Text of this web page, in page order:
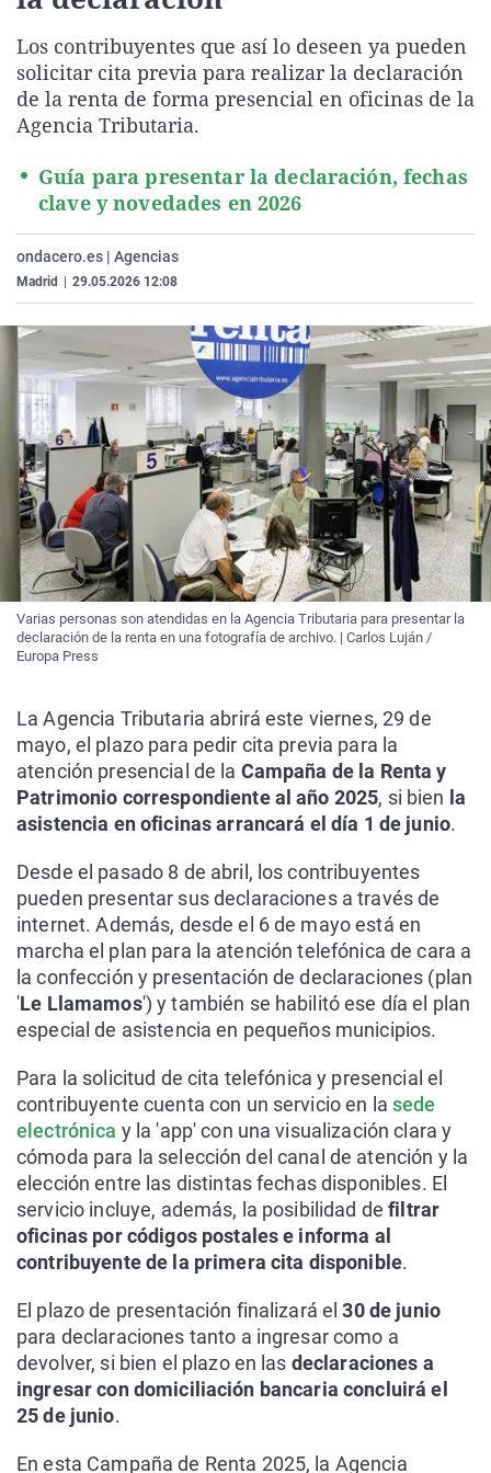
Gente viajera
Como el perro y el
Retornados
Equipo de
Galicia
La Rioja
País Vasco
Televisión
Elecciones
Los contribuyentes que así lo deseen ya pueden
solicitar cita previa para realizar la declaración
de la renta de forma presencial en oficinas de la
Agencia Tributaria.
Guía para presentar la declaración, fechas
clave y novedades en 2026
ondacero.es | Agencias
Madrid 29.05.2026 12:08
Varias personas son atendidas en la Agencia Tributaria para presentar la
declaración de la renta en una fotografía de archivo. | Carlos Luján /
Europa Press
La Agencia Tributaria abrirá este viernes, 29 de
mayo, el plazo para pedir cita previa para la
atención presencial de la Campaña de la Renta y
Patrimonio correspondiente al año 2025, si bien la
asistencia en oficinas arrancará el día 1 de junio.
Desde el pasado 8 de abril, los contribuyentes
pueden presentar sus declaraciones a través de
internet. Además, desde el 6 de mayo está en
marcha el plan para la atención telefónica de cara a
la confección y presentación de declaraciones (plan
'Le Llamamos') y también se habilitó ese día el plan
especial de asistencia en pequeños municipios.
Para la solicitud de cita telefónica y presencial el
contribuyente cuenta con un servicio en lasede
electrónica y la 'app' con una visualización clara y
cómoda para la selección del canal de atención y la
elección entre las distintas fechas disponibles. El
servicio incluye, además, la posibilidad defiltrar
oficinas por códigos postales e informa al
contribuyente de la primera cita disponible.
El plazo de presentación finalizará el30 de junio
para declaraciones tanto a ingresar como a
devolver, si bien el plazo en las declaraciones a
ingresar con domiciliación bancaria concluirá el
25 de junio.
En esta Campaña de Renta 2025, la Agencia